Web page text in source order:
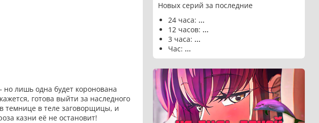
Новых серий за последние
24 часа: ...
12 часов: ...
3 часа: ...
Час: ...
лишь одна будет коронована
готова выйти за наследного
темнице в теле заговорщицы, и
казни её не остановит!